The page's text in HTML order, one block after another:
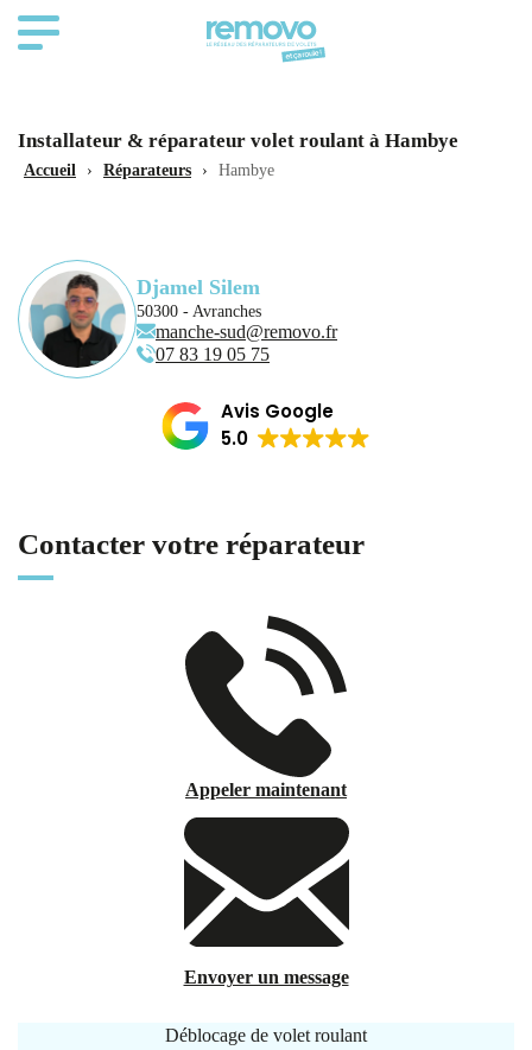
Installateur & réparateur volet roulant à Hambye
Accueil › Réparateurs › Hambye
Djamel Silem
50300 - Avranches
manche-sud@removo.fr
07 83 19 05 75
Avis Google
5.0
Contacter votre réparateur
Appeler maintenant
Envoyer un message
Déblocage de volet roulant